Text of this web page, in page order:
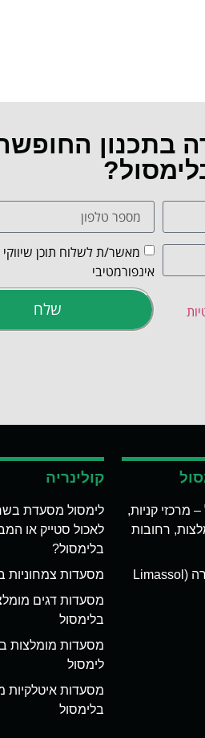
בתכנון
מאשר/ת לשלוח תוכן
אינפורמטיבי
שלח
מרכזי קניות,
רחובות
שוק לימסול אגורה (Limassol
קולינריה
לימסול מסעדת
לאכול סטייק או
בלימסול?
מסעדות צמחוניות
מסעדות דגים
בלימסול
מסעדות מומלצות
לימסול
מסעדות איטלקיות
בלימסול